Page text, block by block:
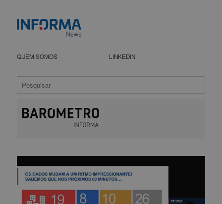
QUEM SOMOS LINKEDIN